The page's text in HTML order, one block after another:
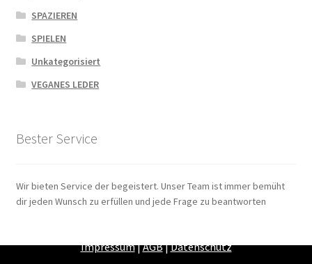
SPAZIEREN
SPIELEN
Unkategorisiert
VEGANES LEDER
Bester Service
Wir bieten Service der begeistert. Unser Team ist immer bemüht
dir jeden Wunsch zu erfüllen und jede Frage zu beantworten
Impressum|AGB|Datenschutz